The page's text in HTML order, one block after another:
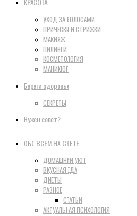
КРАСОТА
УХОД ЗА ВОЛОСАМИ
ПРИЧЕСКИ И СТРИЖКИ
МАКИЯЖ
ПИЛИНГИ
КОСМЕТОЛОГИЯ
МАНИКЮР
Береги здоровье
СЕКРЕТЫ
Нужен совет?
ОБО ВСЕМ НА СВЕТЕ
ДОМАШНИЙ УЮТ
ВКУСНАЯ ЕДА
ДИЕТЫ
РАЗНОЕ
СТАТЬИ
АКТУАЛЬНАЯ ПСИХОЛОГИЯ